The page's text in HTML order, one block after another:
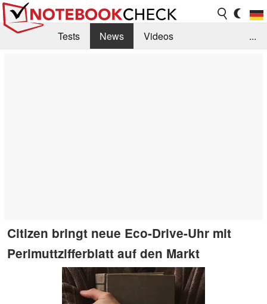
Tests News
Videos
...
Citizen bringt neue Eco-Drive-Uhr mit
Perlmuttzifferblatt auf den Markt